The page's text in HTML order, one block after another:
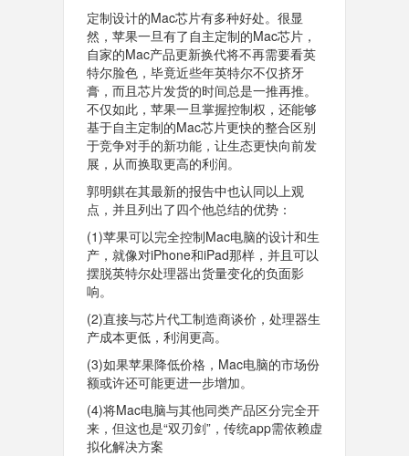
定制设计的Mac芯片有多种好处。很显
然，苹果一旦有了自主定制的Mac芯片，
自家的Mac产品更新换代将不再需要看英
特尔脸色，毕竟近些年英特尔不仅挤牙
膏，而且芯片发货的时间总是一推再推。
不仅如此，苹果一旦掌握控制权，还能够
基于自主定制的Mac芯片更快的整合区别
于竞争对手的新功能，让生态更快向前发
展，从而换取更高的利润。
郭明錤在其最新的报告中也认同以上观
点，并且列出了四个他总结的优势：
(1)苹果可以完全控制Mac电脑的设计和生
产，就像对iPhone和iPad那样，并且可以
摆脱英特尔处理器出货量变化的负面影
响。
(2)直接与芯片代工制造商谈价，处理器生
产成本更低，利润更高。
(3)如果苹果降低价格，Mac电脑的市场份
额或许还可能更进一步增加。
(4)将Mac电脑与其他同类产品区分完全开
来，但这也是“双刃剑”，传统app需依赖虚
拟化解决方案